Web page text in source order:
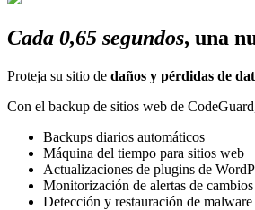
Cada 0,65 segundos, una
Proteja su sitio de daños y pérdidas de
Con el backup de sitios web de
Backups diarios automáticos
Máquina del tiempo para sitios web
Actualizaciones de plugins de
Monitorización de alertas de
Detección y restauración de malware